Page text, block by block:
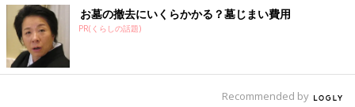
は、どれが原因であったのか、はっきりと判断できないこともあ
ります」
わかる！予防接種の副反応が出たらすべ
予防接種後の赤ちゃんの様子を見て「これっ
お墓の撤去にいくらかかる？墓じまい費用
PR(くらしの話題)
Recommended by